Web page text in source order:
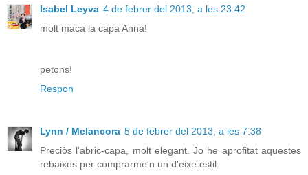
Isabel Leyva 4 de febrer del 2013, a les 23:42
molt maca la capa Anna!
petons!
Respon
Lynn / Melancora 5 de febrer del 2013, a les 7:38
Preciòs l'abric-capa, molt elegant. Jo he aprofitat aquestes
rebaixes per comprarme'n un d'eixe estil.